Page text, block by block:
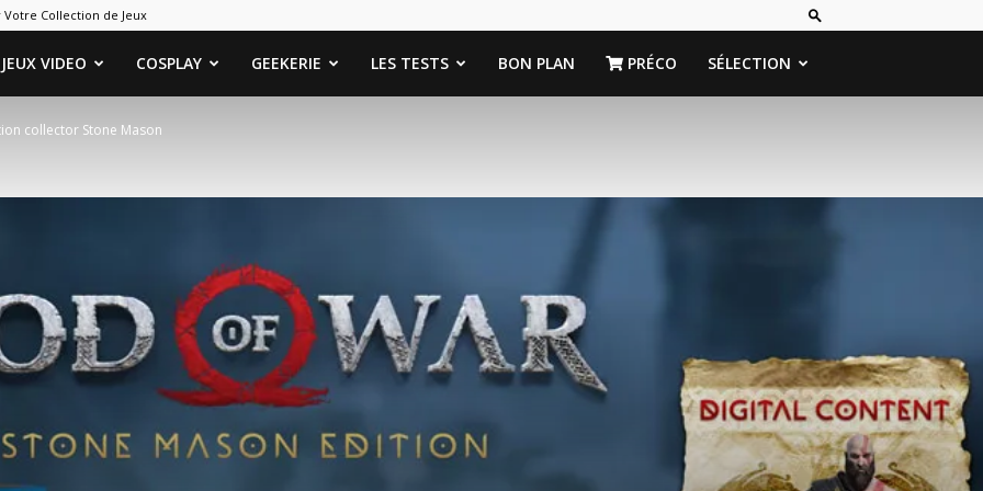
Votre Collection de Jeux
JEUX VIDEO COSPLAY GEEKERIE LES TESTS BON PLAN PRÉCO SÉLECTION
collector Stone Mason